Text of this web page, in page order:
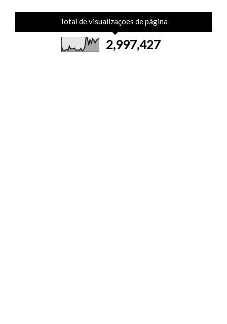
Total de visualizações de página
2,997,427